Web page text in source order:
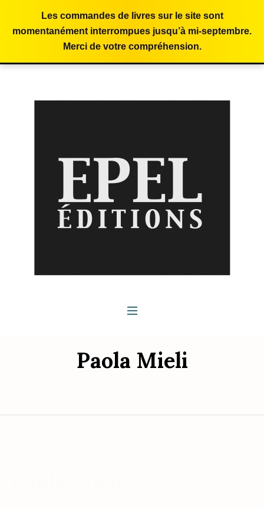
Les commandes de livres sur le site sont
momentanément interrompues jusqu’à mi-septembre.
Merci de votre compréhension.
Paola Mieli